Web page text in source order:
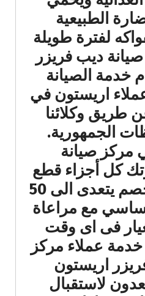
الطبيعية
لفترة طويلة
ديب فريزر
خدمة الصيانة
اريستون في
وكلائنا
الجمهورية.
مركز صيانة
كل أجزاء قطع
الغيار الاصلية بخصم يتعدى الى 50
مع مراعاة
فى اى وقت
عملاء مركز
اريستون
لاستقبال